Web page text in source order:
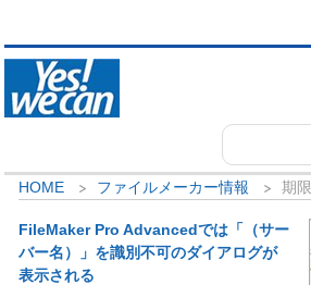
HOME ファイルメーカー情報 期限
FileMaker Pro Advancedでは「（サー
バー名）」を識別不可のダイアログが
表示される